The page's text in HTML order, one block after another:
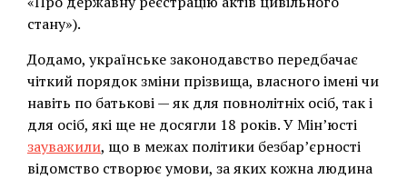
стану»).
Додамо, українське законодавство передбачає
чіткий порядок зміни прізвища, власного імені чи
навіть по батькові — як для повнолітніх осіб, так і
для осіб, які ще не досягли 18 років. У Мін’юсті
зауважили, що в межах політики безбар’єрності
відомство створює умови, за яких кожна людина